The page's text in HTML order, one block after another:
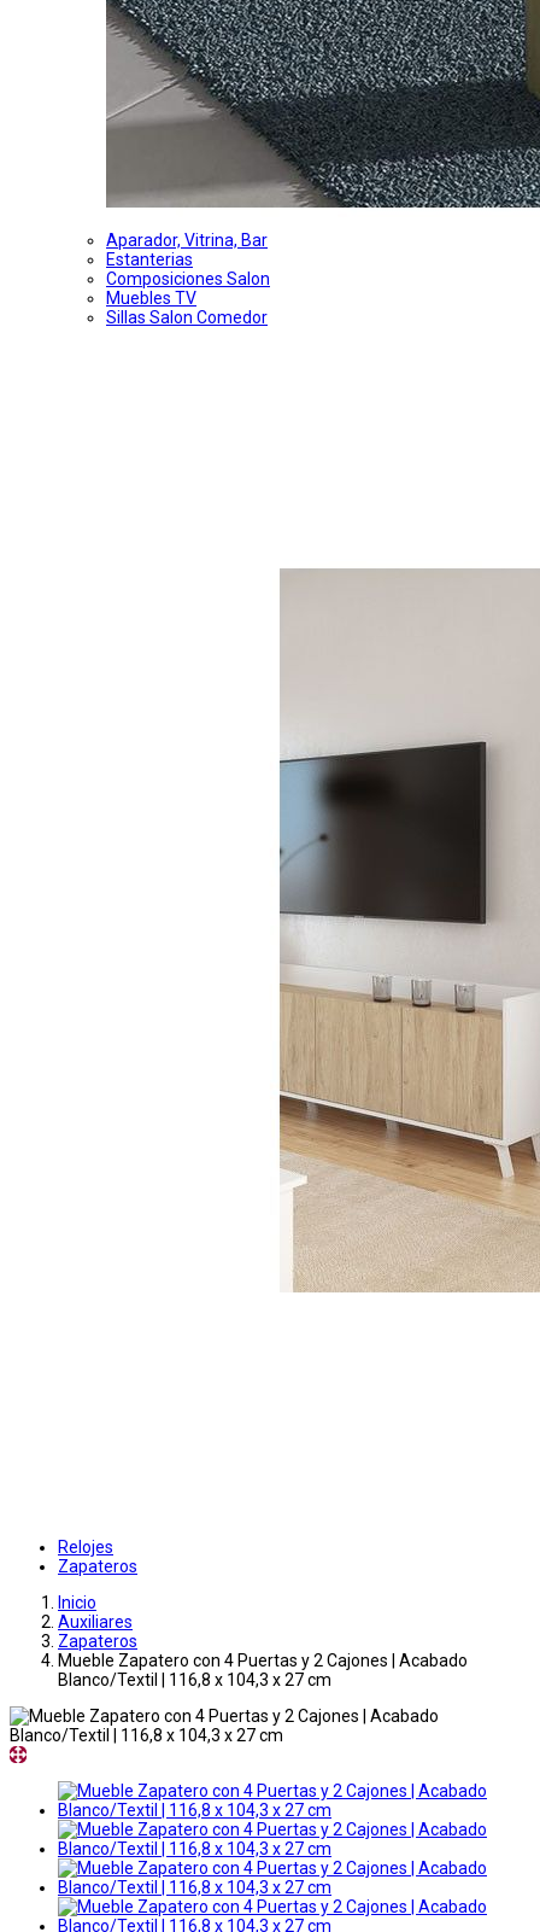
Aparador, Vitrina, Bar
Estanterias
Composiciones Salon
Muebles TV
Sillas Salon Comedor
Relojes
Zapateros
Inicio
Auxiliares
Zapateros
Mueble Zapatero con 4 Puertas y 2 Cajones | Acabado
Blanco/Textil | 116,8 x 104,3 x 27 cm